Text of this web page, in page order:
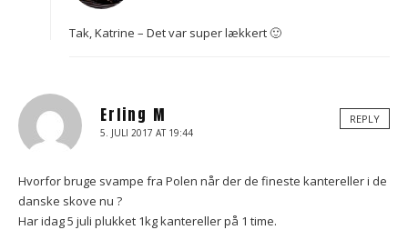
Tak, Katrine – Det var super lækkert 🙂
Erling M
5. JULI 2017 AT 19:44
REPLY
Hvorfor bruge svampe fra Polen når der de fineste kantereller i de
danske skove nu ?
Har idag 5 juli plukket 1kg kantereller på 1 time.